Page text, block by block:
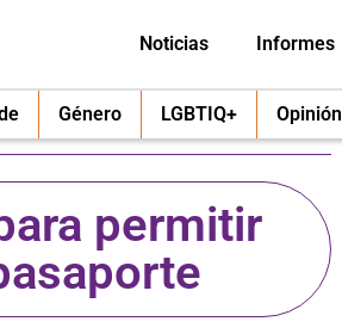
Noticias Informes
Género LGBTIQ+ Opinión
permitir